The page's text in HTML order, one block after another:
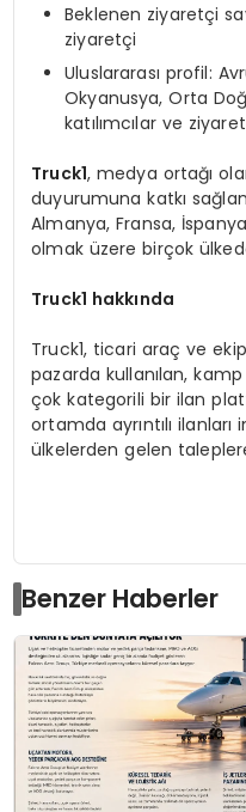
Beklenen ziyaretçi
ziyaretçi
Uluslararası profil:
Okyanusya, Orta
katılımcılar ve
Truck1, medya ortağı
duyurumuna katkı
Almanya, Fransa,
olmak üzere birçok
Truck1 hakkında
Truck1, ticari araç ve
pazarda kullanılan,
çok kategorili bir ilan
ortamda ayrıntılı ilanları
ülkelerden gelen
Benzer Haberler